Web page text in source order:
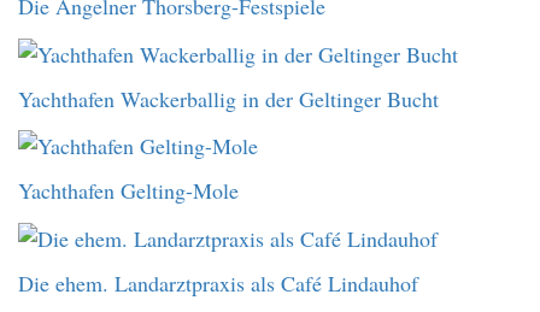
Die Angelner Thorsberg-Festspiele
Yachthafen Wackerballig in der Geltinger Bucht
Yachthafen Gelting-Mole
Die ehem. Landarztpraxis als Café Lindauhof